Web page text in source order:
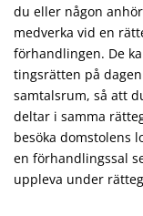
du eller någon
medverka vid en
förhandlingen. De
tingsrätten på
samtalsrum, så att
deltar i samma
besöka domstolens
en förhandlingssal
uppleva under